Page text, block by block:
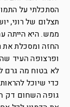
הסתכלתי על
תצלום של רוני,
ממש. היא הייתה
החזה ומסכלת את
ופרצופה העיד
לא בטוח מה גרם
כדי שיוכל
גופה השחום דק